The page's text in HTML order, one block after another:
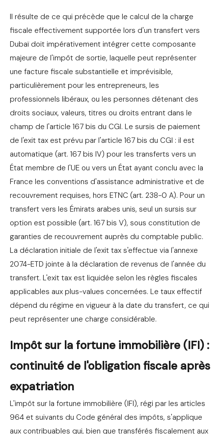
Il résulte de ce qui précède que le calcul de la charge
fiscale effectivement supportée lors d'un transfert vers
Dubaï doit impérativement intégrer cette composante
majeure de l'impôt de sortie, laquelle peut représenter
une facture fiscale substantielle et imprévisible,
particulièrement pour les entrepreneurs, les
professionnels libéraux, ou les personnes détenant des
droits sociaux, valeurs, titres ou droits entrant dans le
champ de l'article 167 bis du CGI. Le sursis de paiement
de l'exit tax est prévu par l'article 167 bis du CGI : il est
automatique (art. 167 bis IV) pour les transferts vers un
État membre de l'UE ou vers un État ayant conclu avec la
France les conventions d'assistance administrative et de
recouvrement requises, hors ETNC (art. 238-0 A). Pour un
transfert vers les Émirats arabes unis, seul un sursis sur
option est possible (art. 167 bis V), sous constitution de
garanties de recouvrement auprès du comptable public.
La déclaration initiale de l'exit tax s'effectue via l'annexe
2074-ETD jointe à la déclaration de revenus de l'année du
transfert. L'exit tax est liquidée selon les règles fiscales
applicables aux plus-values concernées. Le taux effectif
dépend du régime en vigueur à la date du transfert, ce qui
peut représenter une charge considérable.
Impôt sur la fortune immobilière (IFI) :
continuité de l'obligation fiscale après
expatriation
L'impôt sur la fortune immobilière (IFI), régi par les articles
964 et suivants du Code général des impôts, s'applique
aux contribuables qui, bien que transférés fiscalement aux